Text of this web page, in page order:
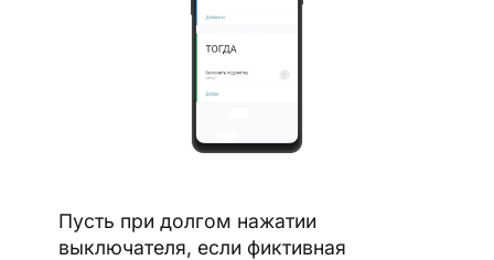
Пусть при долгом нажатии
выключателя, если фиктивная